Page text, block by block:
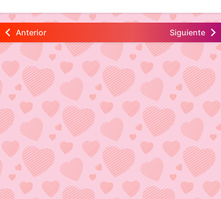
Anterior Siguiente